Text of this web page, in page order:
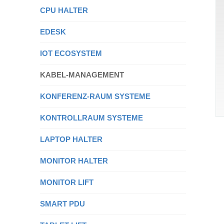
CPU HALTER
EDESK
IOT ECOSYSTEM
KABEL-MANAGEMENT
KONFERENZ-RAUM SYSTEME
KONTROLLRAUM SYSTEME
LAPTOP HALTER
MONITOR HALTER
MONITOR LIFT
SMART PDU